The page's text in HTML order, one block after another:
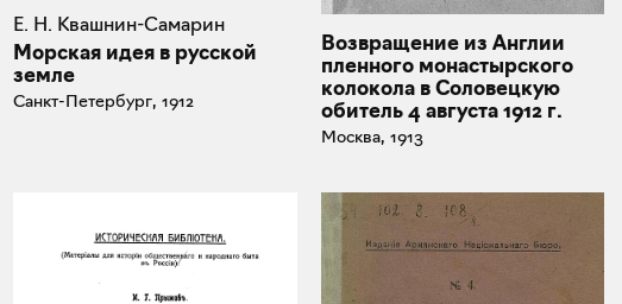
Е. Н. Квашнин-Самарин
Морская идея в русской
земле
Санкт-Петербург, 1912
Возвращение из Англии
пленного монастырского
колокола в Соловецкую
обитель 4 августа 1912 г.
Москва, 1913